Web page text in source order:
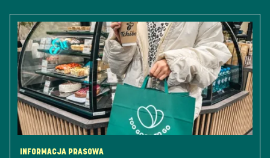
INFORMACJA PRASOWA